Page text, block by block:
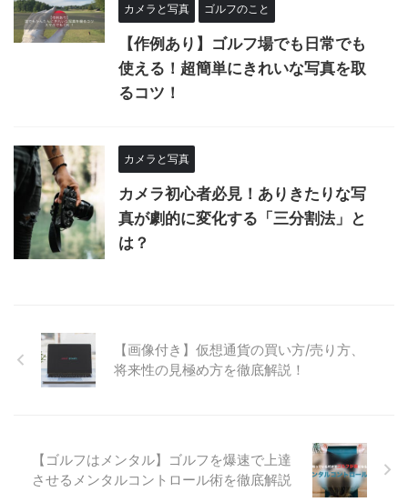
カメラと写真 ゴルフのこと
【作例あり】ゴルフ場でも日常でも
使える！超簡単にきれいな写真を取
るコツ！
カメラと写真
カメラ初心者必見！ありきたりな写
真が劇的に変化する「三分割法」と
は？
【画像付き】仮想通貨の買い方/売り方、
将来性の見極め方を徹底解説！
【ゴルフはメンタル】ゴルフを爆速で上達
させるメンタルコントロール術を徹底解説